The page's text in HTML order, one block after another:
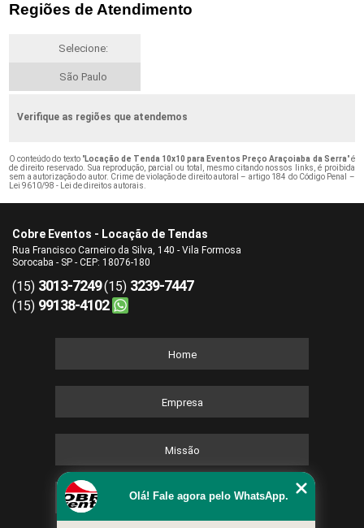
Regiões de Atendimento
Selecione:
São Paulo
Verifique as regiões que atendemos
O conteúdo do texto "Locação de Tenda 10x10 para Eventos Preço Araçoiaba da Serra" é
de direito reservado. Sua reprodução, parcial ou total, mesmo citando nossos links, é proibida
sem a autorização do autor. Crime de violação de direito autoral – artigo 184 do Código Penal –
Lei 9610/98 - Lei de direitos autorais.
Cobre Eventos - Locação de Tendas
Rua Francisco Carneiro da Silva, 140 - Vila Formosa
Sorocaba - SP - CEP: 18076-180
(15) 3013-7249(15) 3239-7447
(15) 99138-4102
Home
Empresa
Missão
Serviços
Olá! Fale agora pelo WhatsApp.